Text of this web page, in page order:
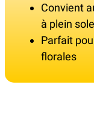
Convient
à plein
Parfait
florales